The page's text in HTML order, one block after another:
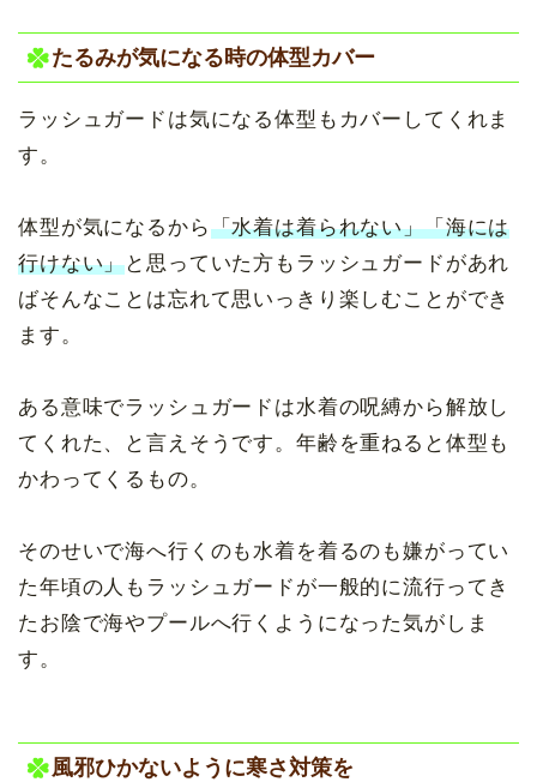
たるみが気になる時の体型カバー
ラッシュガードは気になる体型もカバーしてくれま
す。
体型が気になるから「水着は着られない」「海には
行けない」と思っていた方もラッシュガードがあれ
ばそんなことは忘れて思いっきり楽しむことができ
ます。
ある意味でラッシュガードは水着の呪縛から解放し
てくれた、と言えそうです。年齢を重ねると体型も
かわってくるもの。
そのせいで海へ行くのも水着を着るのも嫌がってい
た年頃の人もラッシュガードが一般的に流行ってき
たお陰で海やプールへ行くようになった気がしま
す。
風邪ひかないように寒さ対策を